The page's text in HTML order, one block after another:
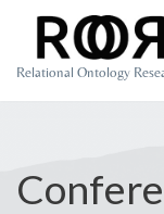
Skip
Relational Ontology